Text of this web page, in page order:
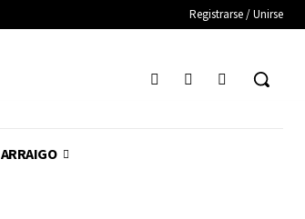
Registrarse / Unirse
ARRAIGO